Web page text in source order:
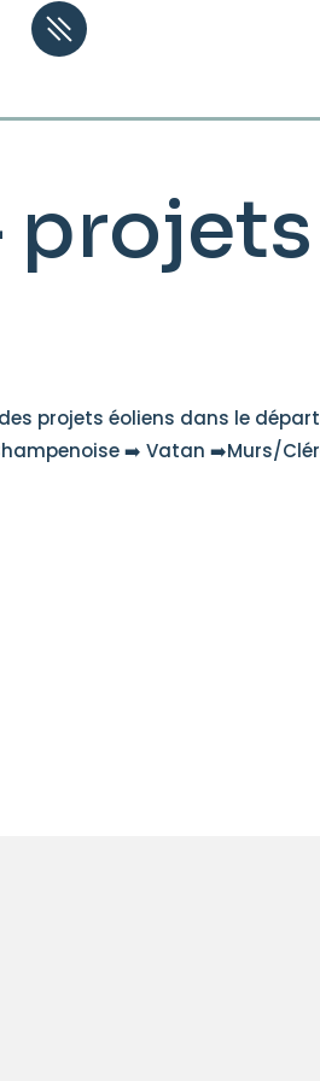
projets éoliens dans le
➡️ Vatan ➡️Murs/